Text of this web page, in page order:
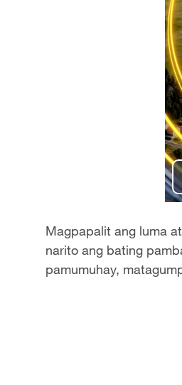
Magpapalit ang luma
narito ang bating
pamumuhay,